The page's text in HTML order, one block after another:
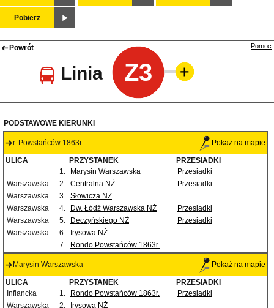
Pobierz
Powrót
Linia Z3
Pomoc
PODSTAWOWE KIERUNKI
r. Powstańców 1863r. Pokaż na mapie
ULICA PRZYSTANEK
PRZESIADKI
1.
Marysin Warszawska
Przesiadki
Warszawska
2. Centralna NŻ
Przesiadki
Warszawska
3. Słowicza NŻ
Warszawska
4. Dw. Łódź Warszawska NŻ
Przesiadki
Warszawska
5. Deczyńskiego NŻ
Przesiadki
Warszawska
6.
Irysowa NŻ
7.
Rondo Powstańców 1863r.
Marysin Warszawska Pokaż na mapie
ULICA PRZYSTANEK
PRZESIADKI
Inflancka
1. Rondo Powstańców 1863r.
Przesiadki
Warszawska
2. Irysowa NŻ